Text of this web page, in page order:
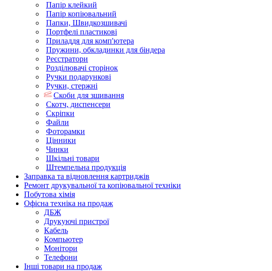
Папір клейкий
Папір копіювальний
Папки, Швидкозшивачі
Портфелі пластикові
Приладдя для комп'ютера
Пружини, обкладинки для біндера
Реєстратори
Розділювачі сторінок
Ручки подарункові
Ручки, стержні
Скоби для зшивання
Скотч, диспенсери
Скріпки
Файли
Фоторамки
Цінники
Чинки
Шкільні товари
Штемпельна продукція
Заправка та відновлення картриджів
Ремонт друкувальної та копіювальної техніки
Побутова хімія
Офісна техніка на продаж
ДБЖ
Друкуючі пристрої
Кабель
Компьютер
Монітори
Телефони
Інші товари на продаж